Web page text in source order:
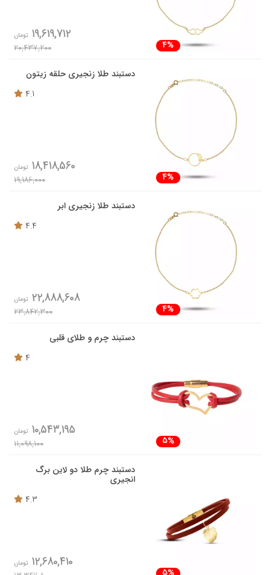
4%
19,619,712 تومان
20,437,200
دستبند طلا زنجیری حلقه زیتون
4.1
4%
18,418,560 تومان
19,186,000
دستبند طلا زنجیری ابر
4.4
4%
22,888,608 تومان
23,842,300
دستبند چرم و طلای قلبی
4
5%
10,543,195 تومان
11,098,100
دستبند چرم طلا دو لاین برگ
انجیری
4.3
12,680,410 تومان